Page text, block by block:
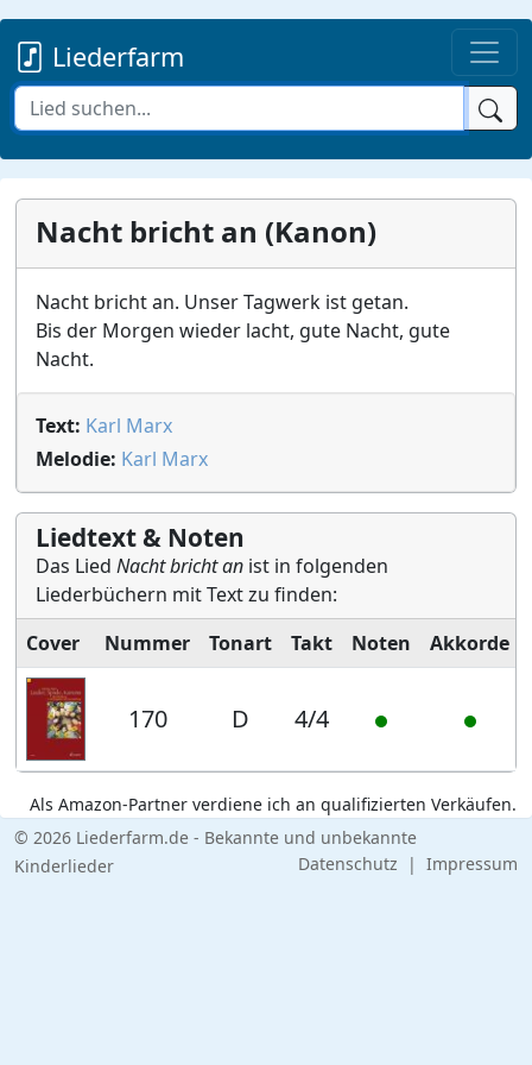
Liederfarm
Nacht bricht an (Kanon)
Nacht bricht an. Unser Tagwerk ist getan.
Bis der Morgen wieder lacht, gute Nacht, gute
Nacht.
Text: Karl Marx
Melodie: Karl Marx
Liedtext & Noten
Das Lied Nacht bricht an ist in folgenden
Liederbüchern mit Text zu finden:
Cover
Nummer Tonart Takt Noten Akkorde
170 D 4/4
Als Amazon-Partner verdiene ich an qualifizierten Verkäufen.
© 2026 Liederfarm.de - Bekannte und unbekannte
Kinderlieder
Datenschutz | Impressum